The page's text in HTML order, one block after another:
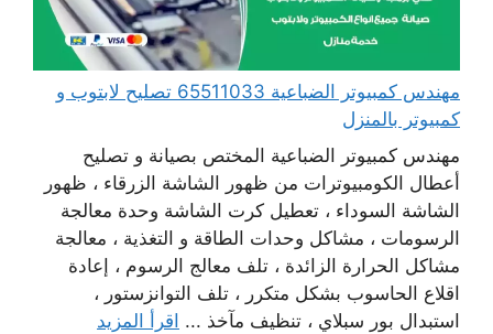
مهندس كمبيوتر الضباعية 65511033 تصليح لابتوب و
كمبيوتر بالمنزل
مهندس كمبيوتر الضباعية المختص بصيانة و تصليح
أعطال الكومبيوترات من ظهور الشاشة الزرقاء ، ظهور
الشاشة السوداء ، تعطيل كرت الشاشة وحدة معالجة
الرسومات ، مشاكل وحدات الطاقة و التغذية ، معالجة
مشاكل الحرارة الزائدة ، تلف معالج الرسوم ، إعادة
اقلاع الحاسوب بشكل متكرر ، تلف التوانزستور ،
استبدال بور سبلاي ، تنظيف مآخذ ... اقرأ المزيد